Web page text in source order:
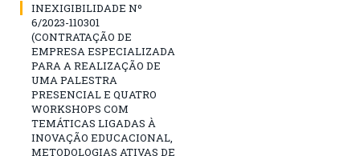
INEXIGIBILIDADE Nº
6/2023-110301
(CONTRATAÇÃO DE
EMPRESA ESPECIALIZADA
PARA A REALIZAÇÃO DE
UMA PALESTRA
PRESENCIAL E QUATRO
WORKSHOPS COM
TEMÁTICAS LIGADAS À
INOVAÇÃO EDUCACIONAL,
METODOLOGIAS ATIVAS DE